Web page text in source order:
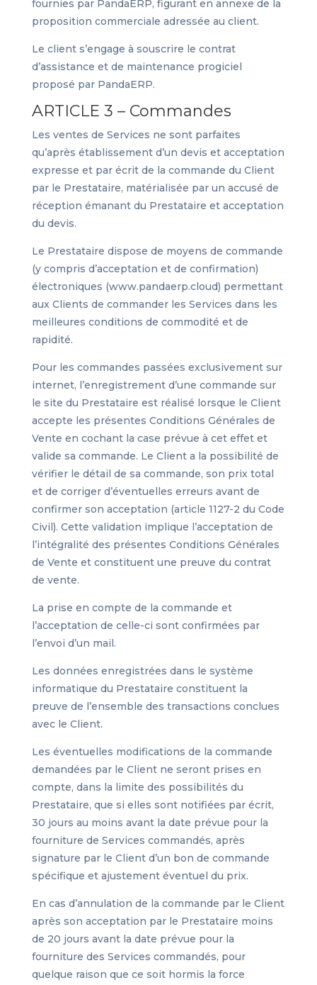
fournies par PandaERP, figurant en annexe de la
proposition commerciale adressée au client.
Le client s’engage à souscrire le contrat
d’assistance et de maintenance progiciel
proposé par PandaERP.
ARTICLE 3 – Commandes
Les ventes de Services ne sont parfaites
qu’après établissement d’un devis et acceptation
expresse et par écrit de la commande du Client
par le Prestataire, matérialisée par un accusé de
réception émanant du Prestataire et acceptation
du devis.
Le Prestataire dispose de moyens de commande
(y compris d’acceptation et de confirmation)
électroniques (www.pandaerp.cloud) permettant
aux Clients de commander les Services dans les
meilleures conditions de commodité et de
rapidité.
Pour les commandes passées exclusivement sur
internet, l’enregistrement d’une commande sur
le site du Prestataire est réalisé lorsque le Client
accepte les présentes Conditions Générales de
Vente en cochant la case prévue à cet effet et
valide sa commande. Le Client a la possibilité de
vérifier le détail de sa commande, son prix total
et de corriger d’éventuelles erreurs avant de
confirmer son acceptation (article 1127-2 du Code
Civil). Cette validation implique l’acceptation de
l’intégralité des présentes Conditions Générales
de Vente et constituent une preuve du contrat
de vente.
La prise en compte de la commande et
l’acceptation de celle-ci sont confirmées par
l’envoi d’un mail.
Les données enregistrées dans le système
informatique du Prestataire constituent la
preuve de l’ensemble des transactions conclues
avec le Client.
Les éventuelles modifications de la commande
demandées par le Client ne seront prises en
compte, dans la limite des possibilités du
Prestataire, que si elles sont notifiées par écrit,
30 jours au moins avant la date prévue pour la
fourniture de Services commandés, après
signature par le Client d’un bon de commande
spécifique et ajustement éventuel du prix.
En cas d’annulation de la commande par le Client
après son acceptation par le Prestataire moins
de 20 jours avant la date prévue pour la
fourniture des Services commandés, pour
quelque raison que ce soit hormis la force